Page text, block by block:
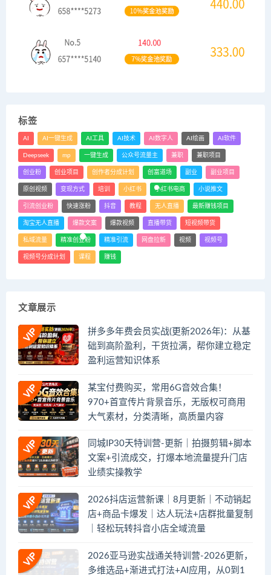
标签
AI AI一键生成 AI工具 AI技术 AI数字人 AI绘画 AI软件
Deepseek mp 一键生成 公众号流量主 兼职 兼职项目
创业粉 创业项目 创作者分成计划 创富道场 副业 副业项目
原创视频 变现方式 培训 小红书 小红书电商 小说推文
引流创业粉 快速涨粉 抖音 教程 无人直播 最新赚钱项目
淘宝无人直播 爆款文案 爆款视频 直播带货 短视频带货
私域流量 精准创业粉 精准引流 网盘拉新 视频 视频号
视频号分成计划 课程 赚钱
文章展示
拼多多年费会员实战(更新2026年)：从基
础到高阶盈利，干货拉满，帮你建立稳定
盈利运营知识体系
某宝付费购买，常用6G音效合集！
970+首宣传片背景音乐，无版权可商用
大气素材，分类清晰，高质量内容
同城IP30天特训营-更新｜拍摄剪辑+脚本
文案+引流成交，打爆本地流量提升门店
业绩实操教学
2026抖店运营新课｜8月更新｜不动销起
店+商品卡爆发｜达人玩法+店群批量复制
｜轻松玩转抖音小店全域流量
2026亚马逊实战通关特训营-2026更新，
多维选品+渐进式打法+AI应用，从0到1